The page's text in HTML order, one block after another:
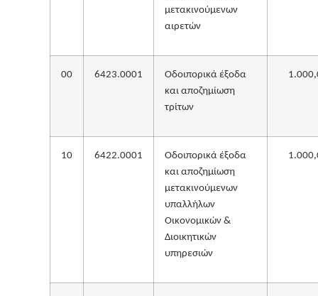
μετακινούμενων
αιρετών
00 6423.0001
Οδοιπορικά έξοδα
και αποζημίωση
τρίτων
10 6422.0001
Οδοιπορικά έξοδα
και αποζημίωση
μετακινούμενων
υπαλλήλων
Οικονομικών &
Διοικητικών
υπηρεσιών